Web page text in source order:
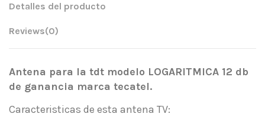
Detalles del producto
Reviews(0)
Antena para la tdt modelo LOGARITMICA 12 db
de ganancia marca tecatel.
Caracteristicas de esta antena TV: